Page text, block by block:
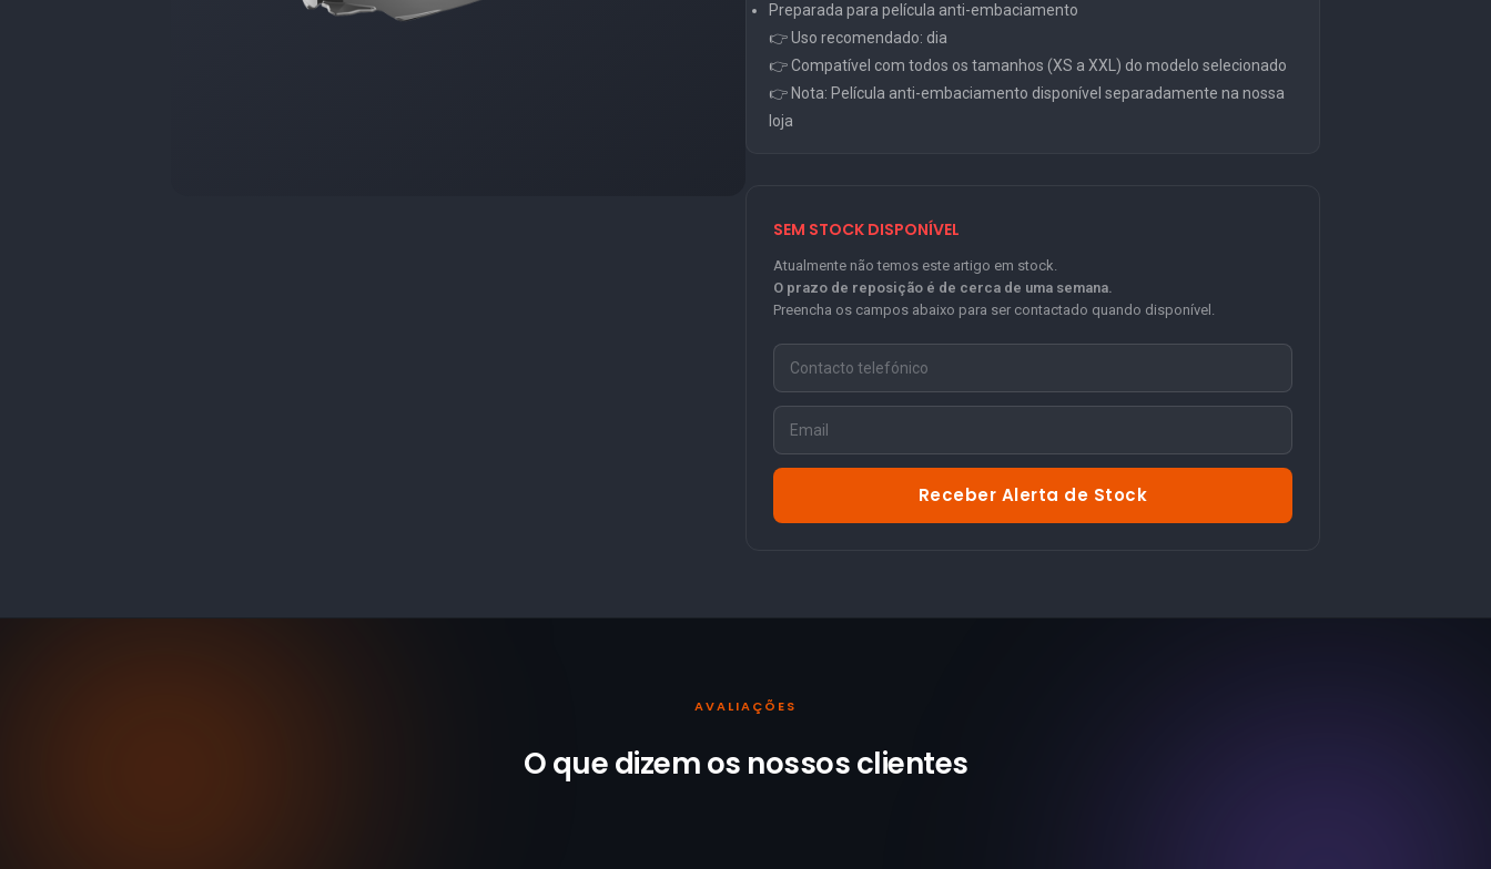
Preparada para película anti-embaciamento
👉 Uso recomendado: dia
👉 Compatível com todos os tamanhos (XS a XXL) do modelo selecionado
👉 Nota: Película anti-embaciamento disponível separadamente na nossa
loja
SEM STOCK DISPONÍVEL
Atualmente não temos este artigo em stock.
O prazo de reposição é de cerca de uma semana.
Preencha os campos abaixo para ser contactado quando disponível.
Receber Alerta de Stock
AVALIAÇÕES
O que dizem os nossosclientes